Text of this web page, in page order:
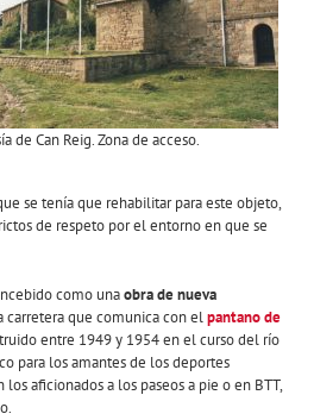
de Can Reig. Zona de acceso.
se tenía que rehabilitar para este objeto,
de respeto por el entorno en que se
como unaobra de nueva
carretera que comunica con elpantano de
entre 1949 y 1954 en el curso del río
para los amantes de los deportes
aficionados a los paseos a pie o en BTT,